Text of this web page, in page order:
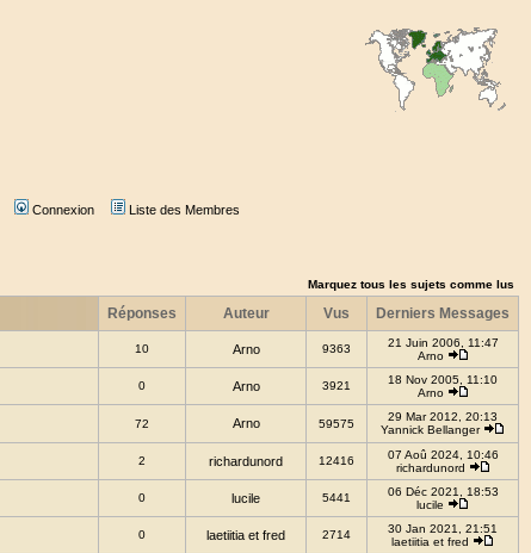
Connexion Liste des Membres
Marquez tous les sujets comme lus
Réponses Auteur Vus Derniers Messages
10 Arno 9363
21 Juin 2006, 11:47
Arno
0 Arno 3921
18 Nov 2005, 11:10
Arno
72 Arno 59575
29 Mar 2012, 20:13
Yannick Bellanger
2 richardunord 12416
07 Aoû 2024, 10:46
richardunord
0 lucile 5441
06 Déc 2021, 18:53
lucile
0 laetiitia et fred 2714
30 Jan 2021, 21:51
laetiitia et fred